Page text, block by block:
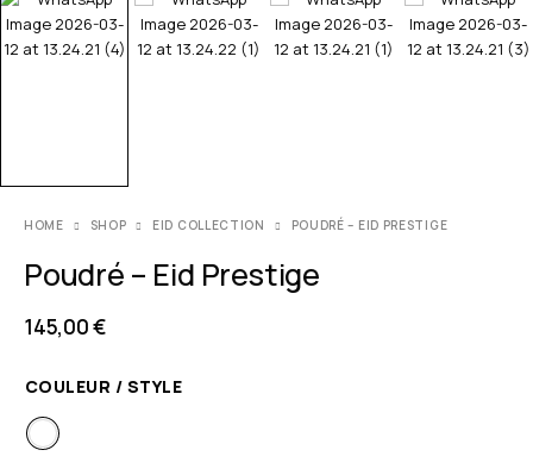
HOME SHOP EID COLLECTION POUDRÉ – EID PRESTIGE
Poudré – Eid Prestige
145,00€
COULEUR / STYLE